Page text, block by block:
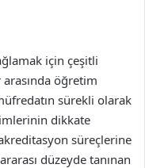
için çeşitli
öğretim
sürekli olarak
dikkate
süreçlerine
düzeyde tanınan